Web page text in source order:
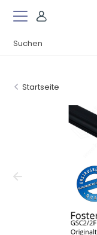
Startseite